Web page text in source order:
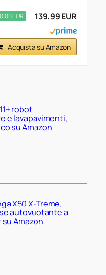
EUR 139,99 EUR
Acquista su Amazon
robot
e lavapavimenti,
su Amazon
X50 X-Treme,
autovuotante a
Amazon